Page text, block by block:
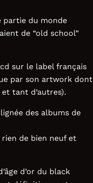
partie du monde
de “old school”
sur le label français
par son artwork dont
tant d’autres).
des albums de
rien de bien neuf et
d’or du black